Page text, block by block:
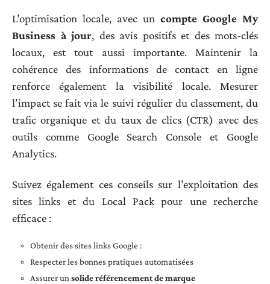
L’optimisation locale, avec un compte Google My
Business à jour, des avis positifs et des mots-clés
locaux, est tout aussi importante. Maintenir la
cohérence des informations de contact en ligne
renforce également la visibilité locale. Mesurer
l’impact se fait via le suivi régulier du classement, du
trafic organique et du taux de clics (CTR) avec des
outils comme Google Search Console et Google
Analytics.
Suivez également ces conseils sur l’exploitation des
sites links et du Local Pack pour une recherche
efficace :
Obtenir des sites links Google :
Respecter les bonnes pratiques automatisées
Assurer unsolide référencement de marque